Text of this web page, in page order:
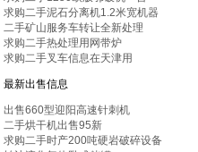
求购二手泥石分离机1.2米宽机器
二手矿山服务车转让全新处理
求购二手热处理用网带炉
求购二手叉车信息在天津用
最新出售信息
出售660型迎阳高速针刺机
二手烘干机出售95新
求购二手时产200吨硬岩破碎设备